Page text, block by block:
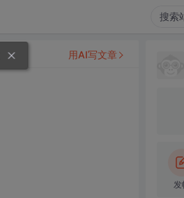
用AI写文章
发